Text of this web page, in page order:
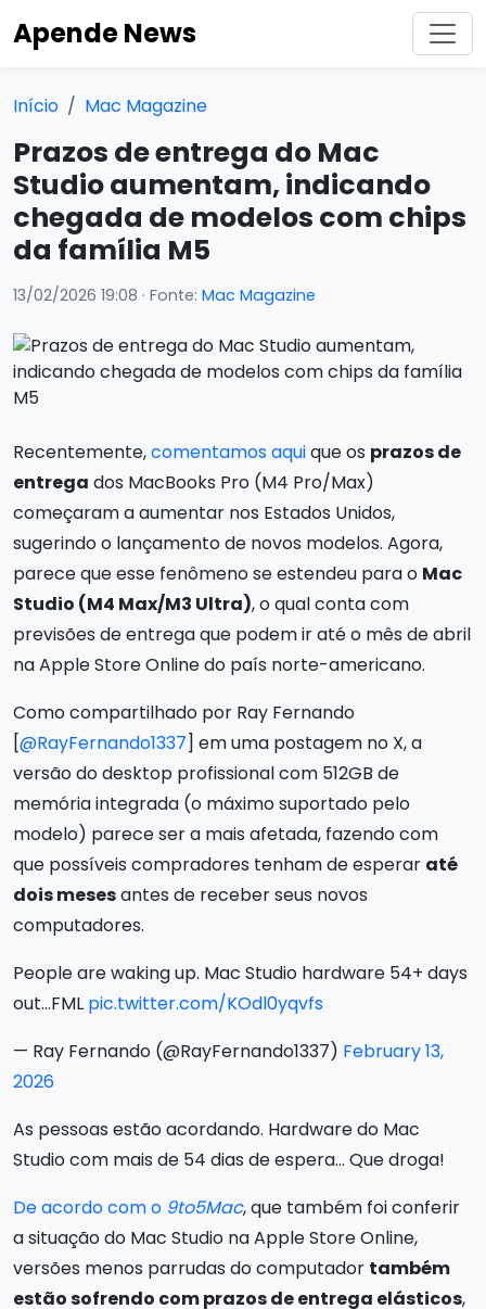
Apende News
Início Mac Magazine
Prazos de entrega do Mac
Studio aumentam, indicando
chegada de modelos com chips
da família M5
13/02/2026 19:08 · Fonte: Mac Magazine
Recentemente,comentamos aquique os prazos de
entrega dos MacBooks Pro (M4 Pro/Max)
começaram a aumentar nos Estados Unidos,
sugerindo o lançamento de novos modelos. Agora,
parece que esse fenômeno se estendeu para o Mac
Studio (M4 Max/M3 Ultra), o qual conta com
previsões de entrega que podem ir até o mês de abril
na Apple Store Online do país norte-americano.
Como compartilhado por Ray Fernando
[@RayFernando1337] em uma postagem no X, a
versão do desktop profissional com 512GB de
memória integrada (o máximo suportado pelo
modelo) parece ser a mais afetada, fazendo com
que possíveis compradores tenham de esperar até
dois mesesantes de receber seus novos
computadores.
People are waking up. Mac Studio hardware 54+ days
out…FML pic.twitter.com/KOdl0yqvfs
— Ray Fernando (@RayFernando1337) February 13,
2026
As pessoas estão acordando. Hardware do Mac
Studio com mais de 54 dias de espera… Que droga!
De acordo com o 9to5Mac, que também foi conferir
a situação do Mac Studio na Apple Store Online,
versões menos parrudas do computador também
estão sofrendo com prazos de entrega elásticos,